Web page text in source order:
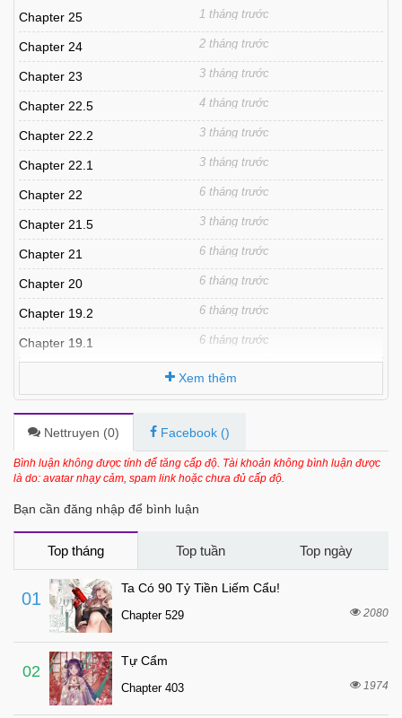
Chapter 25 1 tháng trước
Chapter 24 2 tháng trước
Chapter 23 3 tháng trước
Chapter 22.5 4 tháng trước
Chapter 22.2 3 tháng trước
Chapter 22.1 3 tháng trước
Chapter 22 6 tháng trước
Chapter 21.5 3 tháng trước
Chapter 21 6 tháng trước
Chapter 20 6 tháng trước
Chapter 19.2 6 tháng trước
Chapter 19.1 6 tháng trước
Chapter 18.1 7 tháng trước
Chapter 18 3 tháng trước
Chapter 17 7 tháng trước
7 tháng trước
Chapter 14 7 tháng trước
Chapter 13
Chapter 12
Chapter 11
Chapter 10
Chapter 9
Xem thêm
Nettruyen (0) Facebook ()
Bình luận không được tính để tăng cấp độ. Tài khoản không bình luận được
là do: avatar nhạy cảm, spam link hoặc chưa đủ cấp độ.
Bạn cần đăng nhập để bình luận
Top tháng Top tuần Top ngày
01
Ta Có 90 Tỷ Tiền Liếm Cẩu!
Chapter 529 2080
02
Tự Cẩm
Chapter 403 1974